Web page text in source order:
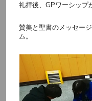
礼拝後、GPワーシップ
賛美と聖書のメッセー
ム。